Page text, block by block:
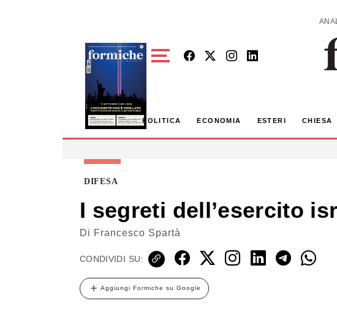
POLITICA ECONOMIA ESTERI CHIESA
DIFESA
I segreti dell’esercito
Di Francesco Spartà
CONDIVIDI SU:
Aggiungi Formiche su Google